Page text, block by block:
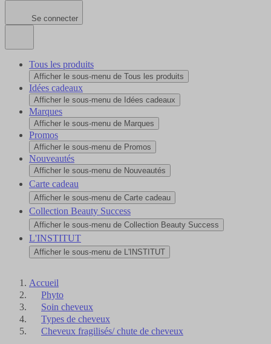
Se connecter
Tous les produits
Afficher le sous-menu de Tous les produits
Idées cadeaux
Afficher le sous-menu de Idées cadeaux
Marques
Afficher le sous-menu de Marques
Promos
Afficher le sous-menu de Promos
Nouveautés
Afficher le sous-menu de Nouveautés
Carte cadeau
Afficher le sous-menu de Carte cadeau
Collection Beauty Success
Afficher le sous-menu de Collection Beauty Success
L'INSTITUT
Afficher le sous-menu de L'INSTITUT
Accueil
Phyto
Soin cheveux
Types de cheveux
Cheveux fragilisés/ chute de cheveux